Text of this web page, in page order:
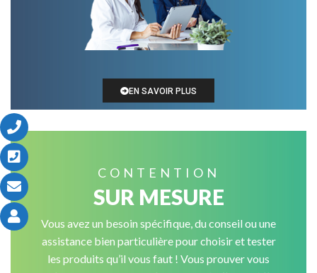
EN SAVOIR PLUS
CONTENTION
SUR MESURE
Vous avez un besoin spécifique, du conseil ou une
assistance bien particulière pour choisir et tester
les produits qu’il vous faut ! Vous prouver vous